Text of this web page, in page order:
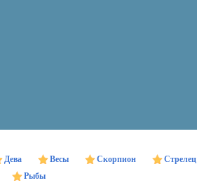
Дева Весы Скорпион Стрелец
Рыбы